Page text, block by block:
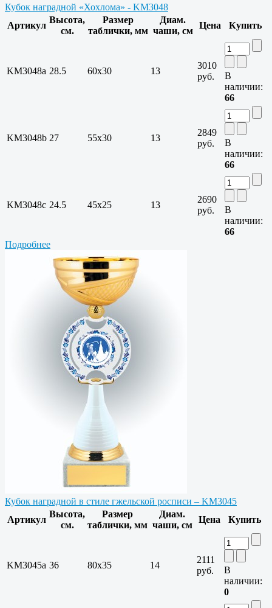
Кубок наградной «Хохлома» - KM3048
Артикул
Высота,
см.
Размер
таблички, мм
Диам.
чаши, см
Цена Купить
KM3048a 28.5 60x30 13
3010
руб.
В
наличии:
66
KM3048b 27 55x30 13
2849
руб.
В
наличии:
66
KM3048c 24.5 45x25 13
2690
руб.
В
наличии:
66
Подробнее
Кубок наградной в стиле гжельской росписи – KM3045
Артикул
Высота,
см.
Размер
таблички, мм
Диам.
чаши, см
Цена Купить
KM3045a 36 80x35 14
2111
руб.
В
наличии:
0